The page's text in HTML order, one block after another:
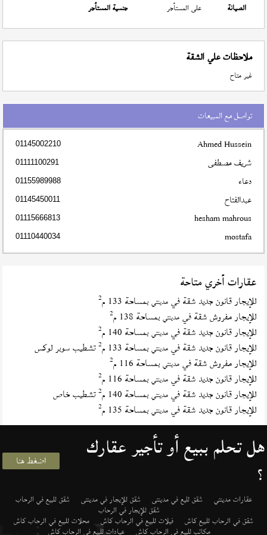
الصيانة على المستأجر جنسية المستأجر
ملاحظات علي الشقة
غير متاح
تواصل مع المبيعات
Ahmed Hussein
01145002210
شريف مصطفى 01111100291
دعاء 01155989988
عبدالفتاح 01145450011
hesham mahrous
01115666813
mostafa
01110440034
عقارات أخري متاحة
للإيجار قانون جديد شقة فيمدينتي بمساحة 133 م 2
للإيجار مفروش شقة فيمدينتي بمساحة 138 م 2
للإيجار قانون جديد شقة فيمدينتي بمساحة 140 م 2
للإيجار قانون جديد شقة فيمدينتي بمساحة 133 م 2تشطيب سوبر لوكس
للإيجار مفروش شقة فيمدينتي بمساحة 116 م 2
للإيجار قانون جديد شقة فيمدينتي بمساحة 116 م 2
للإيجار قانون جديد شقة فيمدينتي بمساحة 140 م 2تشطيب خاص
للإيجار قانون جديد شقة فيمدينتي بمساحة 135 م 2
هل تحلم ببيع أو تأجير عقارك
؟ اضغط هنا
عقارات مدينتي شقق لليع في مدينتى شقق للإيجار في مدينتى شقق للبيع في الرحاب
شقق للإيجار في الرحاب
شقق في الرحاب للبيع كاش فيلات للبيع في الرحاب كاش محلات للبيع في الرحاب كاش
مكاتب للبيع في الرحاب كاش عيادات للبيع في الرحاب كاش